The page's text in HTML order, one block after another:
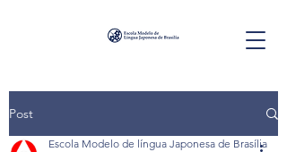
Post
Escola Modelo de língua Japonesa de Brasília